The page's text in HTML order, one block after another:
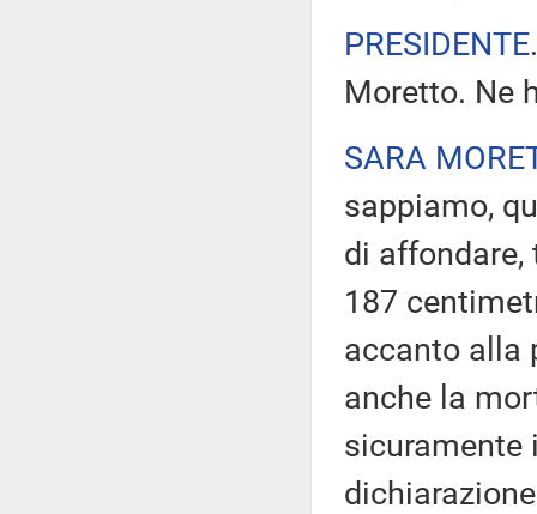
PRESIDENTE
Moretto. Ne
SARA
sappiamo,
di affondare,
187
accanto alla
anche la
sicuramente